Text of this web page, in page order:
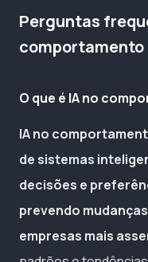
Perguntas
comportamento
O que é IA no
IA no
de sistemas
decisões e
prevendo
empresas mais